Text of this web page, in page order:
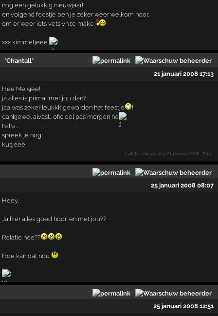
nog een gelukkig nieuwjaar!
en volgend feestje ben je zeker weer welkom hoor,
om er weer iets vets vn te make
xxx kimmetjeee
*Chantall*
21 januari 2008 17:13
Hee Meisjee!
ja alles is prima.. met jou dan?
jaa was zeker leukkk geworden het feestje
!
dankjewel alvast.. oficieel pas morgen he
haha..
spreek je nog!
kusjeee
laatste aanpassing 21 januari 2008 17:14
25 januari 2008 08:07
Heey,
Ja hier alles goed hoor, en met jou??
Relatie nee??
Hoe kan dat nou
25 januari 2008 12:51